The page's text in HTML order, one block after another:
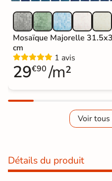
Mosaïque Majorelle
cm
1 avis
29€90 /m²
Voir
Détails du produit